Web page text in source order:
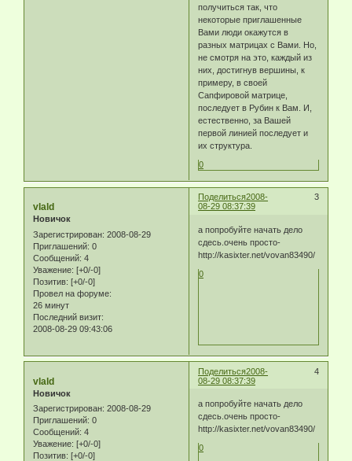
получиться так, что
некоторые приглашенные
Вами люди окажутся в
разных матрицах с Вами. Но,
не смотря на это, каждый из
них, достигнув вершины, к
примеру, в своей
Сапфировой матрице,
последует в Рубин к Вам. И,
естественно, за Вашей
первой линией последует и
их структура.
0
Поделиться 3
2008-
08-29 08:37:39
vlald
Новичок
Зарегистрирован: 2008-08-29
Приглашений: 0
Сообщений: 4
Уважение: [+0/-0]
Позитив: [+0/-0]
Провел на форуме:
26 минут
Последний визит:
2008-08-29 09:43:06
а попробуйте начать дело
сдесь.очень просто-
http://kasixter.net/vovan83490/
0
Поделиться 4
2008-
08-29 08:37:39
vlald
Новичок
Зарегистрирован: 2008-08-29
Приглашений: 0
Сообщений: 4
Уважение: [+0/-0]
Позитив: [+0/-0]
а попробуйте начать дело
сдесь.очень просто-
http://kasixter.net/vovan83490/
0